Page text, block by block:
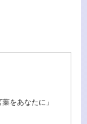
をあなたに」